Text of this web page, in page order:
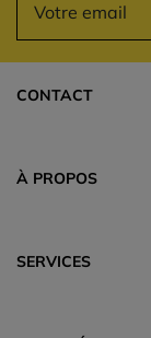
CONTACT
À PROPOS
SERVICES